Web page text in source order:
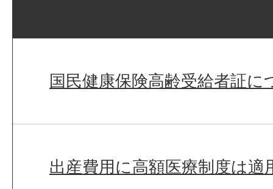
国民健康保険高齢受給者証
出産費用に高額医療制度は適